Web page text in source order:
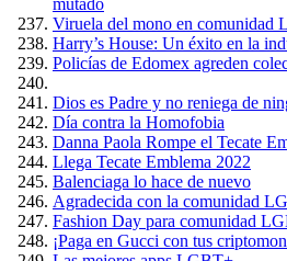
mutado
Viruela del mono en comunidad
Harry’s House: Un éxito en la
Policías de Edomex agreden
Dios es Padre y no reniega de
Día contra la Homofobia
Danna Paola Rompe el Tecate
Llega Tecate Emblema 2022
Balenciaga lo hace de nuevo
Agradecida con la comunidad
Fashion Day para comunidad
¡Paga en Gucci con tus